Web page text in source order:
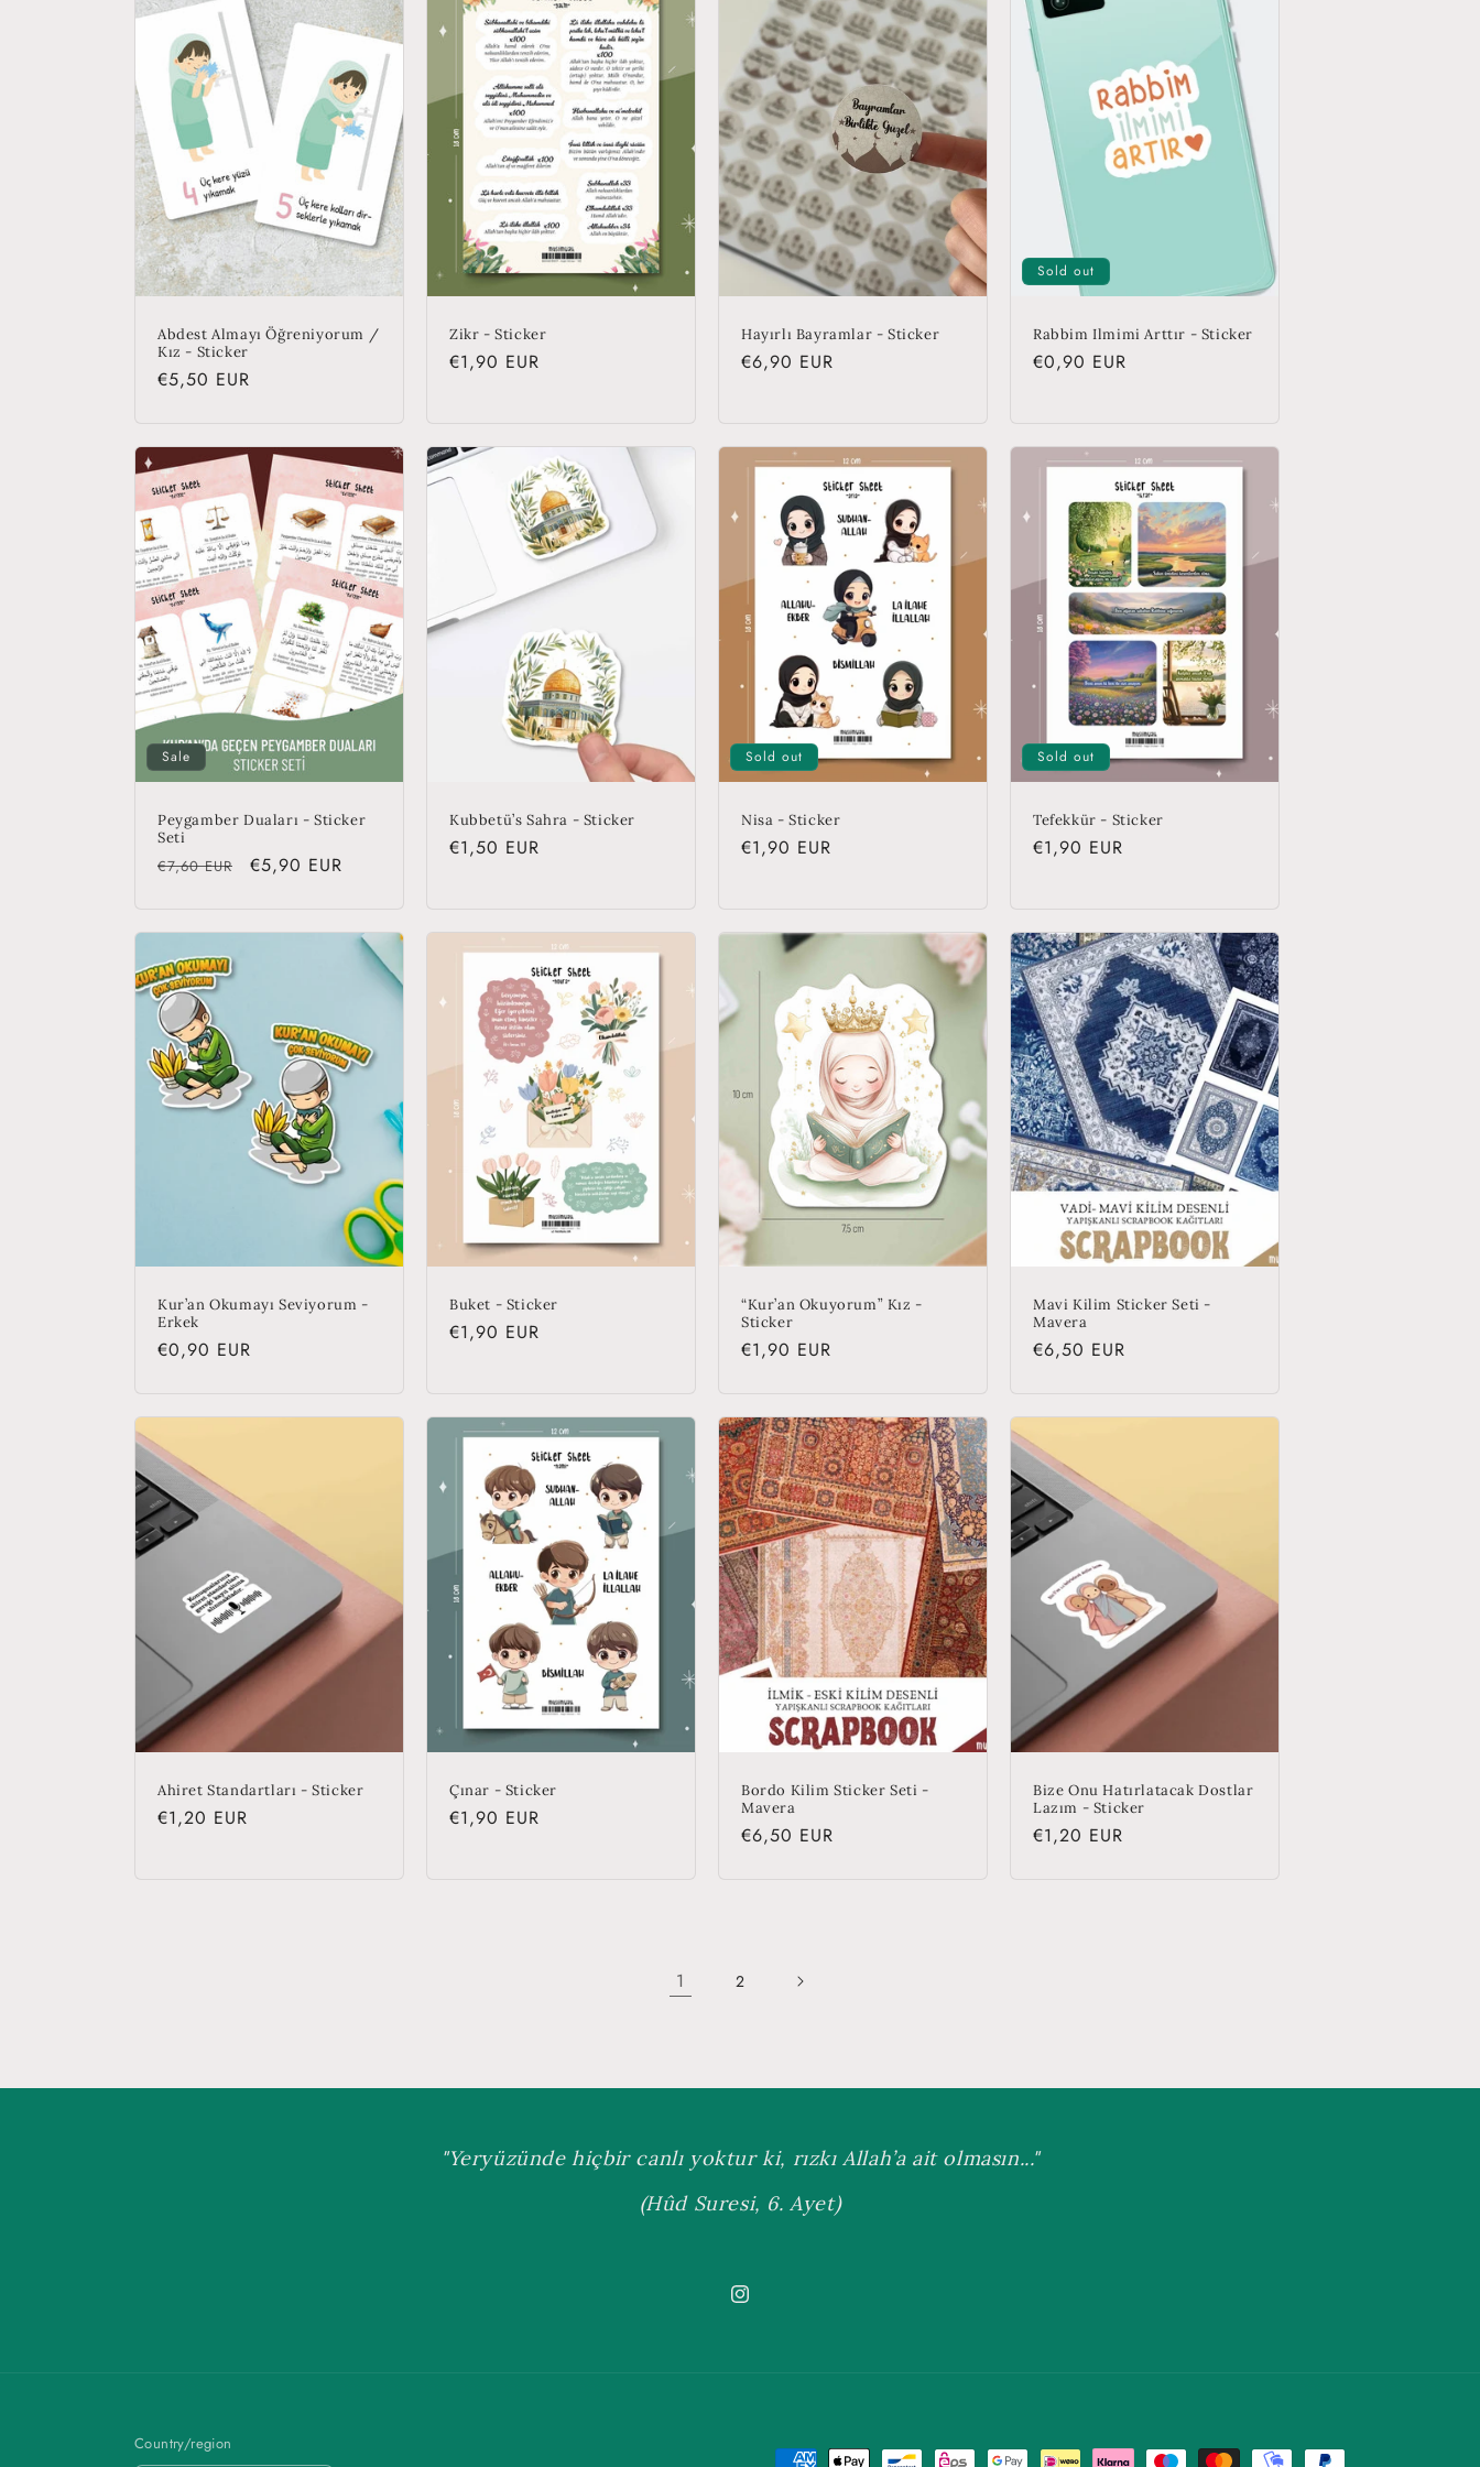
o
c
t
i
o
nAbdest Almayı Öğreniyorum /
Kız - Sticker
Regular
€5,50 EUR
Zikr - Sticker
Regular
€1,90 EUR
Hayırlı Bayramlar - Sticker
Regular
€6,90 EUR
Sold out
Rabbim Ilmimi Arttır - Sticker
Regular
€0,90 EUR
Sale
Peygamber Duaları - Sticker
Seti
Regular
€7,60 EUR
Sale
€5,90 EUR
Kubbetü’s Sahra - Sticker
Regular
€1,50 EUR
Sold out
Nisa - Sticker
Regular
€1,90 EUR
Sold out
Tefekkür - Sticker
Regular
€1,90 EUR
Kur’an Okumayı Seviyorum -
Erkek
Regular
€0,90 EUR
Buket - Sticker
Regular
€1,90 EUR
“Kur’an Okuyorum” Kız -
Sticker
Regular
€1,90 EUR
Mavi Kilim Sticker Seti -
Mavera
Regular
€6,50 EUR
Ahiret Standartları - Sticker
Regular
€1,20 EUR
Çınar - Sticker
Regular
€1,90 EUR
Bordo Kilim Sticker Seti -
Mavera
Regular
€6,50 EUR
Bize Onu Hatırlatacak Dostlar
Lazım - Sticker
Regular
€1,20 EUR
1 2
"Yeryüzünde hiçbir canlı yoktur ki, rızkı Allah’a ait olmasın..."
(Hûd Suresi, 6. Ayet)
Instagram
Country/region